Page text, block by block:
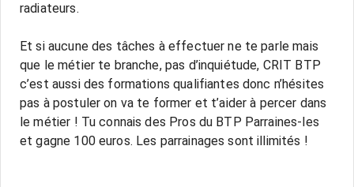
radiateurs.
Et si aucune des tâches à effectuer ne te parle mais
que le métier te branche, pas d’inquiétude, CRIT BTP
c’est aussi des formations qualifiantes donc n’hésites
pas à postuler on va te former et t’aider à percer dans
le métier ! Tu connais des Pros du BTP Parraines-les
et gagne 100 euros. Les parrainages sont illimités !